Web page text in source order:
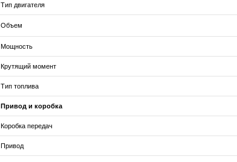
Тип двигателя
Объем
Мощность
Крутящий момент
Тип топлива
Привод и коробка
Коробка передач
Привод